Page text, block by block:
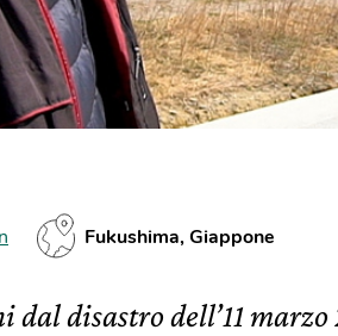
Fukushima, Giappone
dal disastro dell’11 marzo